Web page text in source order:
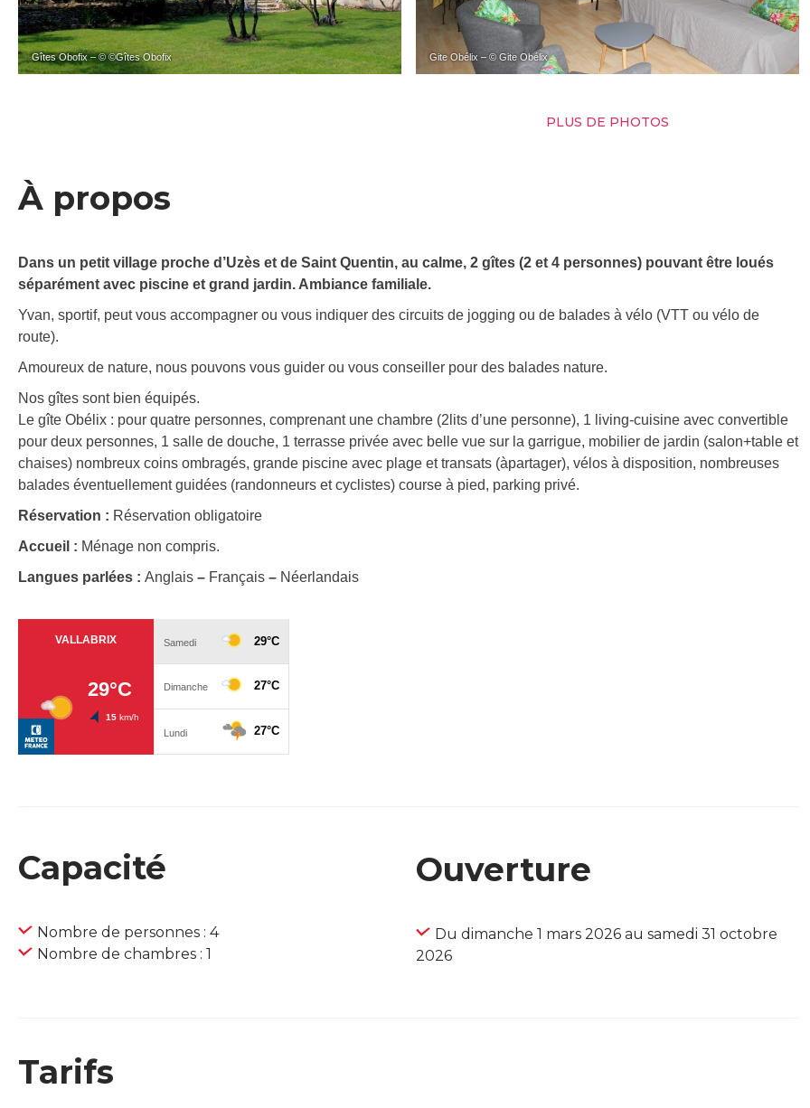
Gîtes Obofix – © ©Gîtes Obofix Gite Obélix – © Gite Obélix
PLUS DE PHOTOS
À propos
Dans un petit village proche d’Uzès et de Saint Quentin, au calme, 2 gîtes (2 et 4 personnes) pouvant être loués
séparément avec piscine et grand jardin. Ambiance familiale.
Yvan, sportif, peut vous accompagner ou vous indiquer des circuits de jogging ou de balades à vélo (VTT ou vélo de
route).
Amoureux de nature, nous pouvons vous guider ou vous conseiller pour des balades nature.
Nos gîtes sont bien équipés.
Le gîte Obélix : pour quatre personnes, comprenant une chambre (2lits d’une personne), 1 living-cuisine avec convertible
pour deux personnes, 1 salle de douche, 1 terrasse privée avec belle vue sur la garrigue, mobilier de jardin (salon+table et
chaises) nombreux coins ombragés, grande piscine avec plage et transats (àpartager), vélos à disposition, nombreuses
balades éventuellement guidées (randonneurs et cyclistes) course à pied, parking privé.
Réservation : Réservation obligatoire
Accueil : Ménage non compris.
Langues parlées : Anglais – Français – Néerlandais
Capacité
Nombre de personnes : 4
Nombre de chambres : 1
Ouverture
Du dimanche 1 mars 2026 au samedi 31 octobre
2026
Tarifs